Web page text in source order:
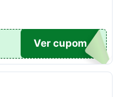
O100
Ver cupom